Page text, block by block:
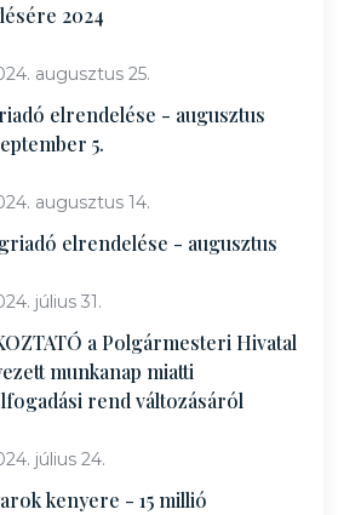
2024
augusztus 25.
elrendelése - augusztus
5.
augusztus 14.
elrendelése - augusztus
július 31.
a Polgármesteri Hivatal
munkanap miatti
rend változásáról
július 24.
kenyere - 15 millió